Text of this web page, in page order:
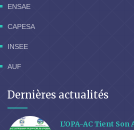
ENSAE
CAPESA
INSEE
AUF
Dernières actualités
L'OPA-AC Tient